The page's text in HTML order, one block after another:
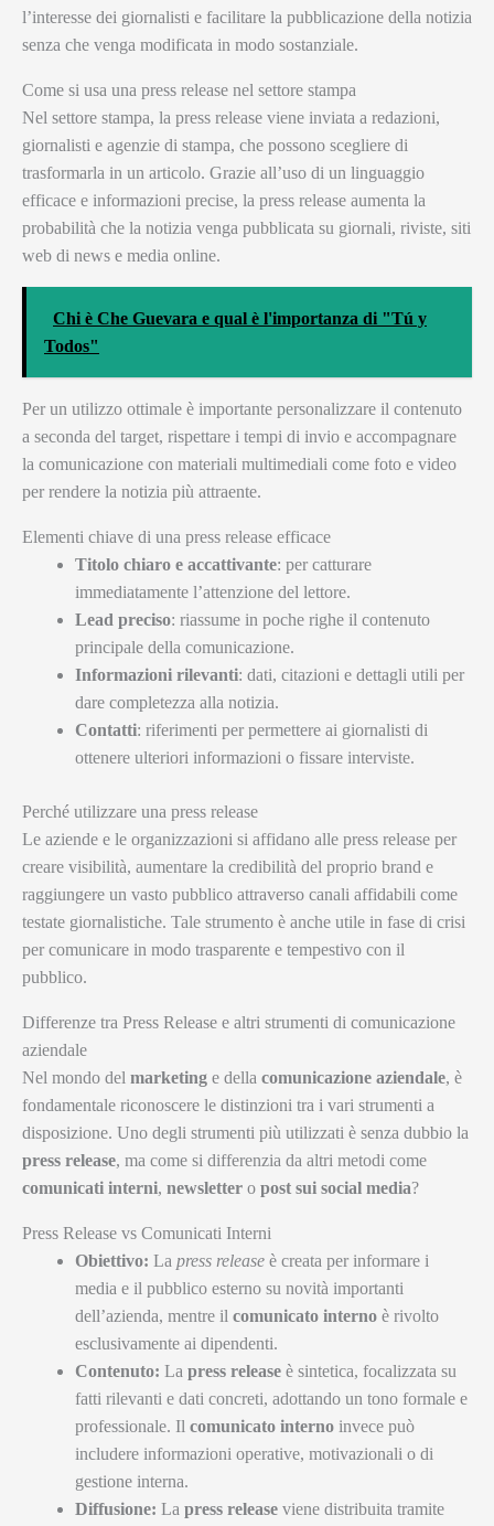
l’interesse dei giornalisti e facilitare la pubblicazione della notizia
senza che venga modificata in modo sostanziale.
Come si usa una press release nel settore stampa
Nel settore stampa, la press release viene inviata a redazioni,
giornalisti e agenzie di stampa, che possono scegliere di
trasformarla in un articolo. Grazie all’uso di un linguaggio
efficace e informazioni precise, la press release aumenta la
probabilità che la notizia venga pubblicata su giornali, riviste, siti
web di news e media online.
Chi è Che Guevara e qual è l'importanza di "Tú y
Todos"
Per un utilizzo ottimale è importante personalizzare il contenuto
a seconda del target, rispettare i tempi di invio e accompagnare
la comunicazione con materiali multimediali come foto e video
per rendere la notizia più attraente.
Elementi chiave di una press release efficace
Titolo chiaro e accattivante: per catturare
immediatamente l’attenzione del lettore.
Lead preciso: riassume in poche righe il contenuto
principale della comunicazione.
Informazioni rilevanti: dati, citazioni e dettagli utili per
dare completezza alla notizia.
Contatti: riferimenti per permettere ai giornalisti di
ottenere ulteriori informazioni o fissare interviste.
Perché utilizzare una press release
Le aziende e le organizzazioni si affidano alle press release per
creare visibilità, aumentare la credibilità del proprio brand e
raggiungere un vasto pubblico attraverso canali affidabili come
testate giornalistiche. Tale strumento è anche utile in fase di crisi
per comunicare in modo trasparente e tempestivo con il
pubblico.
Differenze tra Press Release e altri strumenti di comunicazione
aziendale
Nel mondo del marketing e della comunicazione aziendale, è
fondamentale riconoscere le distinzioni tra i vari strumenti a
disposizione. Uno degli strumenti più utilizzati è senza dubbio la
press release, ma come si differenzia da altri metodi come
comunicati interni, newsletter o post sui social media?
Press Release vs Comunicati Interni
Obiettivo: La press release è creata per informare i
media e il pubblico esterno su novità importanti
dell’azienda, mentre il comunicato interno è rivolto
esclusivamente ai dipendenti.
Contenuto: La press release è sintetica, focalizzata su
fatti rilevanti e dati concreti, adottando un tono formale e
professionale. Il comunicato interno invece può
includere informazioni operative, motivazionali o di
gestione interna.
Diffusione: La press release viene distribuita tramite